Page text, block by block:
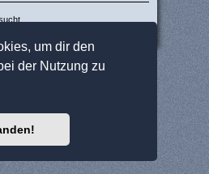
um dir den
der Nutzung zu